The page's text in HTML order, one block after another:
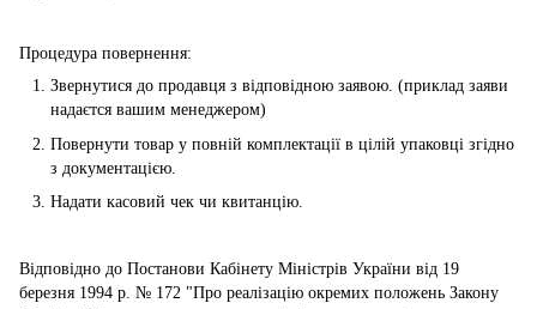
Процедура повернення:
Звернутися до продавця з відповідною заявою. (приклад заяви
надаєтся вашим менеджером)
Повернути товар у повній комплектації в цілій упаковці згідно
з документацією.
Надати касовий чек чи квитанцію.
Відповідно до Постанови Кабінету Міністрів України від 19
березня 1994 р. № 172 "Про реалізацію окремих положень Закону